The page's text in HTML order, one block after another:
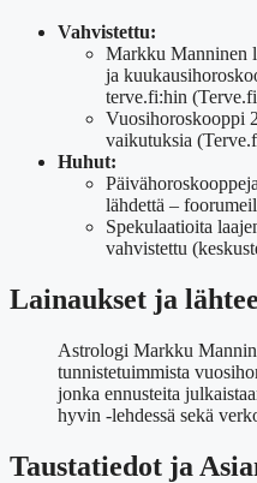
Vahvistettu:
Markku Manninen
ja
terve.fi:hin
Vuosihoroskooppi
vaikutuksia
Huhut:
lähdettä –
Spekulaatioita
vahvistettu
Lainaukset ja
Astrologi Markku
tunnistetuimmista
jonka ennusteita
hyvin -lehdessä sekä
Taustatiedot ja